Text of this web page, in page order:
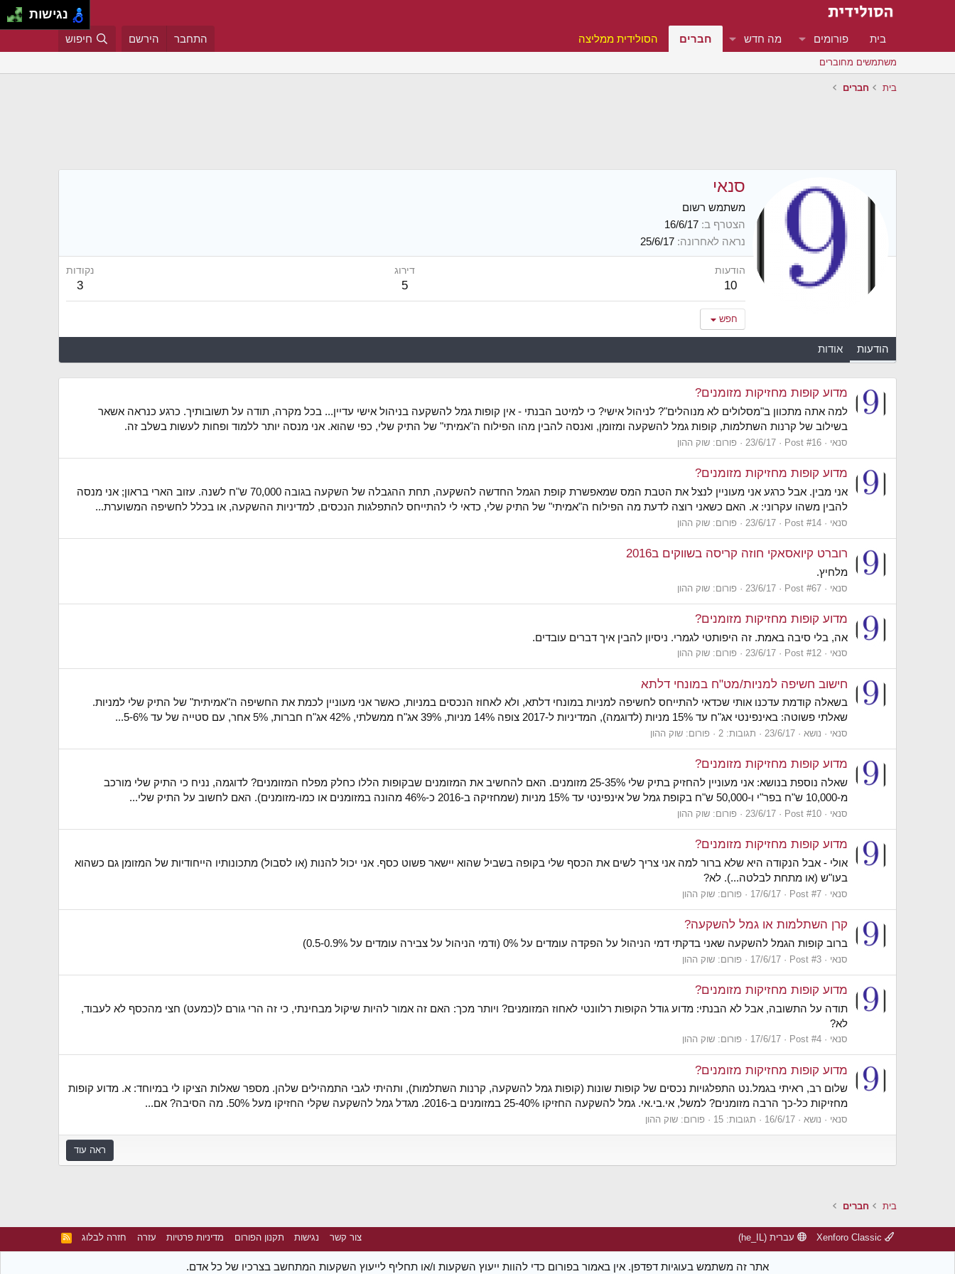
בית פורומים מה חדש חברים הסולידית ממליצה התחבר הירשם חיפוש
משתמשים מחוברים
בית חברים
סנאי
משתמש רשום
הצטרף ב 16/6/17
נראה לאחרונה 25/6/17
הודעות
10
דירוג
5
נקודות
3
חפש
הודעות אודות
מדוע קופות מחזיקות מזומנים?
למה אתה מתכוון ב"מסלולים לא מנוהלים"? לניהול אישי? כי למיטב הבנתי - אין קופות גמל להשקעה בניהול אישי עדיין... בכל מקרה, תודה על תשובותיך. כרגע כנראה אשאר
בשילוב של קרנות השתלמות, קופות גמל להשקעה ומזומן, ואנסה להבין מהו הפילוח ה"אמיתי" של התיק שלי, כפי שהוא. אני מנסה יותר ללמוד ופחות לעשות בשלב זה.
סנאי Post #16
23/6/17 פורום: שוק ההון
מדוע קופות מחזיקות מזומנים?
אני מבין. אבל כרגע אני מעוניין לנצל את הטבת המס שמאפשרת קופת הגמל החדשה להשקעה, תחת ההגבלה של השקעה בגובה 70,000 ש"ח לשנה. עזוב הארי בראון; אני מנסה
להבין משהו עקרוני: א. האם כשאני רוצה לדעת מה הפילוח ה"אמיתי" של התיק שלי, כדאי לי להתייחס להתפלגות הנכסים, למדיניות ההשקעה, או בכלל לחשיפה המשוערת...
סנאי Post #14
23/6/17 פורום: שוק ההון
רוברט קיואסאקי חוזה קריסה בשווקים ב2016
מלחיץ.
סנאי Post #67
23/6/17 פורום: שוק ההון
מדוע קופות מחזיקות מזומנים?
אה, בלי סיבה באמת. זה היפותטי לגמרי. ניסיון להבין איך דברים עובדים.
סנאי Post #12
23/6/17 פורום: שוק ההון
חישוב חשיפה למניות/מט"ח במונחי דלתא
בשאלה קודמת עדכנו אותי שכדאי להתייחס לחשיפה למניות במונחי דלתא, ולא לאחוז הנכסים במניות, כאשר אני מעוניין לכמת את החשיפה ה"אמיתית" של התיק שלי למניות.
שאלתי פשוטה: באינפינטי אג"ח עד 15% מניות (לדוגמה), המדיניות ל-2017 צופה 14% מניות, 39% אג"ח ממשלתי, 42% אג"ח חברות, 5% אחר, עם סטייה של עד 5-6%...
סנאי נושא 23/6/17 תגובות: 2 פורום: שוק ההון
מדוע קופות מחזיקות מזומנים?
שאלה נוספת בנושא: אני מעוניין להחזיק בתיק שלי 25-35% מזומנים. האם להחשיב את המזומנים שבקופות הללו כחלק מפלח המזומנים? לדוגמה, נניח כי התיק שלי מורכב
מ-10,000 ש"ח בפר"י ו-50,000 ש"ח בקופת גמל של אינפינטי עד 15% מניות (שמחזיקה ב-2016 כ-46% מהונה במזומנים או כמו-מזומנים). האם לחשוב על התיק שלי...
סנאי Post #10
23/6/17 פורום: שוק ההון
מדוע קופות מחזיקות מזומנים?
אולי - אבל הנקודה היא שלא ברור למה אני צריך לשים את הכסף שלי בקופה בשביל שהוא יישאר פשוט כסף. אני יכול להנות (או לסבול) מתכונותיו הייחודיות של המזומן גם כשהוא
בעו"ש (או מתחת לבלטה...). לא?
סנאי Post #7
17/6/17 פורום: שוק ההון
קרן השתלמות או גמל להשקעה?
ברוב קופות הגמל להשקעה שאני בדקתי דמי הניהול על הפקדה עומדים על 0% (ודמי הניהול על צבירה עומדים על 0.5-0.9%)
סנאי Post #3
17/6/17 פורום: שוק ההון
מדוע קופות מחזיקות מזומנים?
תודה על התשובה, אבל לא הבנתי: מדוע גודל הקופות רלוונטי לאחוז המזומנים? ויותר מכך: האם זה אמור להיות שיקול מבחינתי, כי זה הרי גורם ל(כמעט) חצי מהכסף לא לעבוד,
לא?
סנאי Post #4
17/6/17 פורום: שוק ההון
מדוע קופות מחזיקות מזומנים?
שלום רב, ראיתי בגמל.נט התפלגויות נכסים של קופות שונות (קופות גמל להשקעה, קרנות השתלמות), ותהיתי לגבי התמהילים שלהן. מספר שאלות הציקו לי במיוחד: א. מדוע קופות
מחזיקות כל-כך הרבה מזומנים? למשל, אי.בי.אי. גמל להשקעה החזיקו 25-40% במזומנים ב-2016. מגדל גמל להשקעה שקלי החזיקו מעל 50%. מה הסיבה? אם...
סנאי נושא 16/6/17 תגובות: 15 פורום: שוק ההון
ראה עוד
בית חברים
עברית (he_IL) צור קשר נגישות תקנון הפורום מדיניות פרטיות עזרה חזרה לבלוג
R
אתר זה משתמש בעוגיות דפדפן. אין באמור בפורום כדי להוות ייעוץ השקעות ו/או תחליף לייעוץ השקעות המתחשב בצרכיו של כל אדם.
נגישות